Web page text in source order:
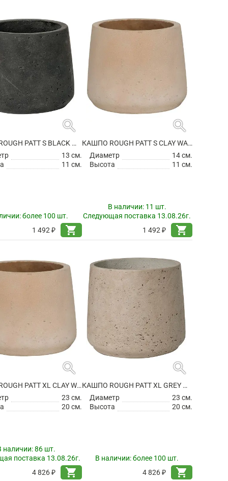
search
КАШПО ROUGH PATT S BLACK WASHED
13 см.
11 см.
более 100 шт.
1 492 ₽
shopping_cart
search
КАШПО ROUGH PATT S CLAY WASHED
Диаметр
14 см.
Высота
11 см.
В наличии: 11 шт.
Следующая поставка 13.08.26г.
1 492 ₽
shopping_cart
search
КАШПО ROUGH PATT XL CLAY WASHED
23 см.
20 см.
наличии:86 шт.
поставка 13.08.26г.
4 826 ₽
shopping_cart
search
КАШПО ROUGH PATT XL GREY WASHED
Диаметр
23 см.
Высота
20 см.
В наличии:более 100 шт.
4 826 ₽
shopping_cart